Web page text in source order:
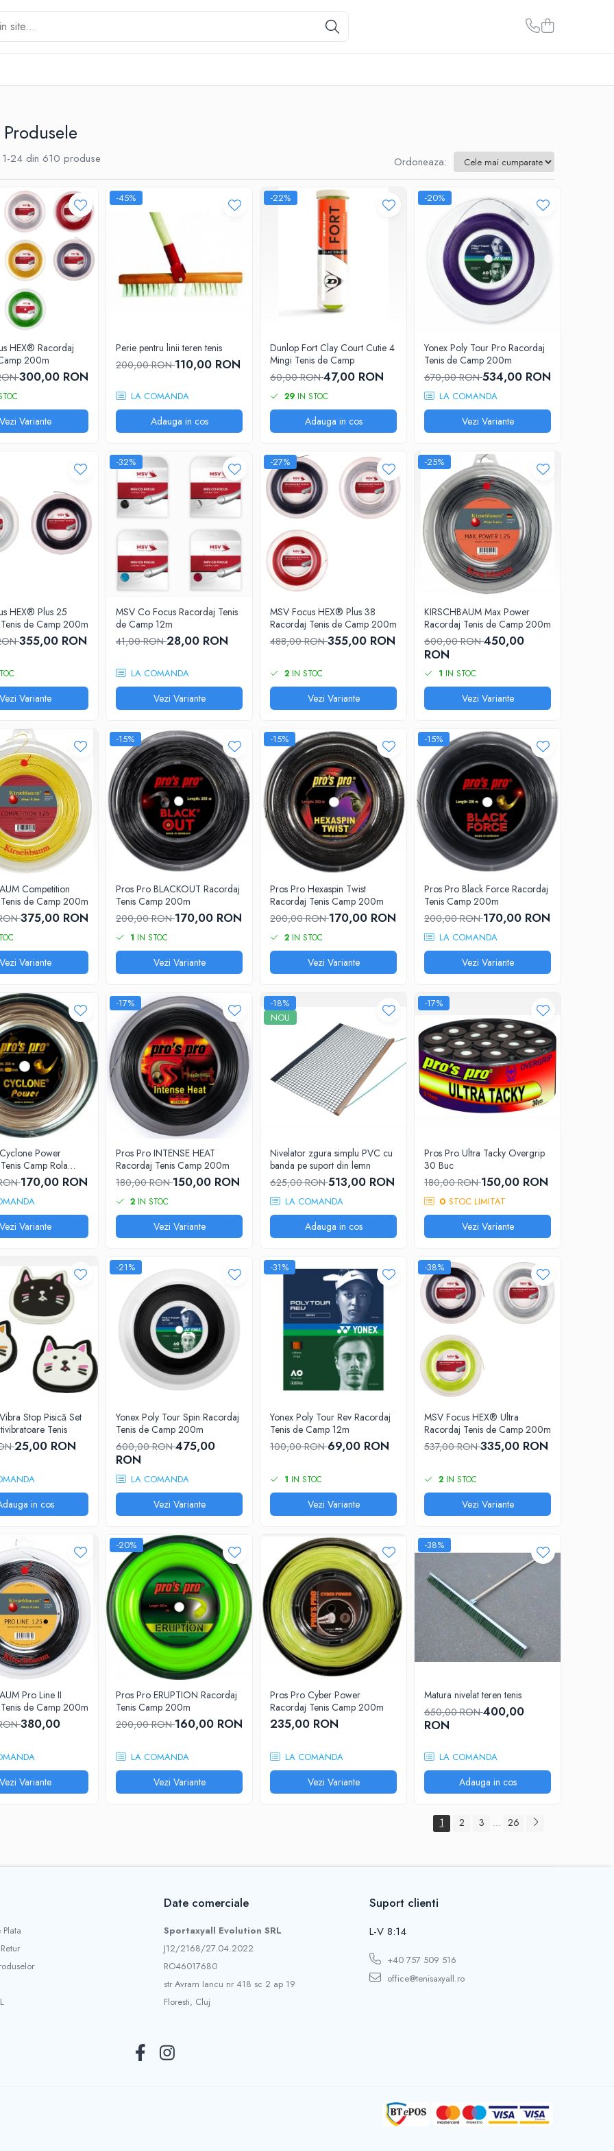
1-24 din 610 produse Ordoneaza:
HEX® Racordaj
200m
300,00 RON
Vezi Variante
-45%
Perie pentru linii teren tenis
200,00 RON110,00 RON
LA COMANDA
Adauga in cos
-22%
Dunlop Fort Clay Court Cutie 4
Mingi Tenis de Camp
60,00 RON47,00 RON
29 IN STOC
Adauga in cos
-20%
Yonex Poly Tour Pro Racordaj
Tenis de Camp 200m
670,00 RON534,00 RON
LA COMANDA
Vezi Variante
HEX® Plus 25
de Camp 200m
355,00 RON
Vezi Variante
-32%
MSV Co Focus Racordaj Tenis
de Camp 12m
41,00 RON28,00 RON
LA COMANDA
Vezi Variante
-27%
MSV Focus HEX® Plus 38
Racordaj Tenis de Camp 200m
488,00 RON355,00 RON
2 IN STOC
Vezi Variante
-25%
KIRSCHBAUM Max Power
Racordaj Tenis de Camp 200m
600,00 RON450,00
RON
1 IN STOC
Vezi Variante
Competition
de Camp 200m
375,00 RON
Vezi Variante
-15%
Pros Pro BLACKOUT Racordaj
Tenis Camp 200m
200,00 RON170,00 RON
1 IN STOC
Vezi Variante
-15%
Pros Pro Hexaspin Twist
Racordaj Tenis Camp 200m
200,00 RON170,00 RON
2 IN STOC
Vezi Variante
-15%
Pros Pro Black Force Racordaj
Tenis Camp 200m
200,00 RON170,00 RON
LA COMANDA
Vezi Variante
Power
Camp Rola
170,00 RON
Vezi Variante
-17%
Pros Pro INTENSE HEAT
Racordaj Tenis Camp 200m
180,00 RON150,00 RON
2 IN STOC
Vezi Variante
-18%
NOU
Nivelator zgura simplu PVC cu
banda pe suport din lemn
625,00 RON513,00 RON
LA COMANDA
Adauga in cos
-17%
Pros Pro Ultra Tacky Overgrip
30 Buc
180,00 RON150,00 RON
0 STOC LIMITAT
Vezi Variante
Stop Pisică Set
Tenis
25,00 RON
in cos
-21%
Yonex Poly Tour Spin Racordaj
Tenis de Camp 200m
600,00 RON475,00
RON
LA COMANDA
Vezi Variante
-31%
Yonex Poly Tour Rev Racordaj
Tenis de Camp 12m
100,00 RON69,00 RON
1 IN STOC
Vezi Variante
-38%
MSV Focus HEX® Ultra
Racordaj Tenis de Camp 200m
537,00 RON335,00 RON
2 IN STOC
Vezi Variante
Pro Line II
de Camp 200m
380,00
Vezi Variante
-20%
Pros Pro ERUPTION Racordaj
Tenis Camp 200m
200,00 RON160,00 RON
LA COMANDA
Vezi Variante
Pros Pro Cyber Power
Racordaj Tenis Camp 200m
235,00 RON
LA COMANDA
Vezi Variante
-38%
Matura nivelat teren tenis
650,00 RON400,00
RON
LA COMANDA
Adauga in cos
1 2 3 ... 26
Date comerciale
Sportaxyall Evolution SRL
J12/2168/27.04.2022
RO46017680
str Avram Iancu nr 418 sc 2 ap 19
Floresti, Cluj
Suport clienti
L-V 8:14
+40 757 509 516
office@tenisaxyall.ro